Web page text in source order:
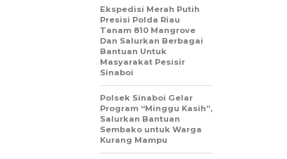
Ekspedisi Merah Putih
Presisi Polda Riau
Tanam 810 Mangrove
Dan Salurkan Berbagai
Bantuan Untuk
Masyarakat Pesisir
Sinaboi
Polsek Sinaboi Gelar
Program “Minggu Kasih”,
Salurkan Bantuan
Sembako untuk Warga
Kurang Mampu